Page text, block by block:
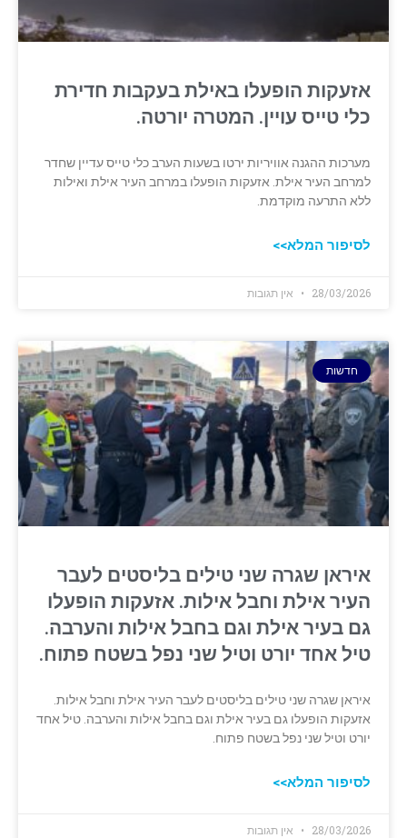
אזעקות הופעלו באילת בעקבות חדירת
כלי טייס עויין. המטרה יורטה.
מערכות ההגנה אוויריות ירטו בשעות הערב כלי טייס עדיין שחדר
למרחב העיר אילת. אזעקות הופעלו במרחב העיר אילת ואילות
ללא התרעה מוקדמת.
לסיפור המלא>>
28/03/2026 אין תגובות
חדשות
איראן שגרה שני טילים בליסטים לעבר
העיר אילת וחבל אילות. אזעקות הופעלו
גם בעיר אילת וגם בחבל אילות והערבה.
טיל אחד יורט וטיל שני נפל בשטח פתוח.
איראן שגרה שני טילים בליסטים לעבר העיר אילת וחבל אילות.
אזעקות הופעלו גם בעיר אילת וגם בחבל אילות והערבה. טיל אחד
יורט וטיל שני נפל בשטח פתוח.
לסיפור המלא>>
28/03/2026 אין תגובות